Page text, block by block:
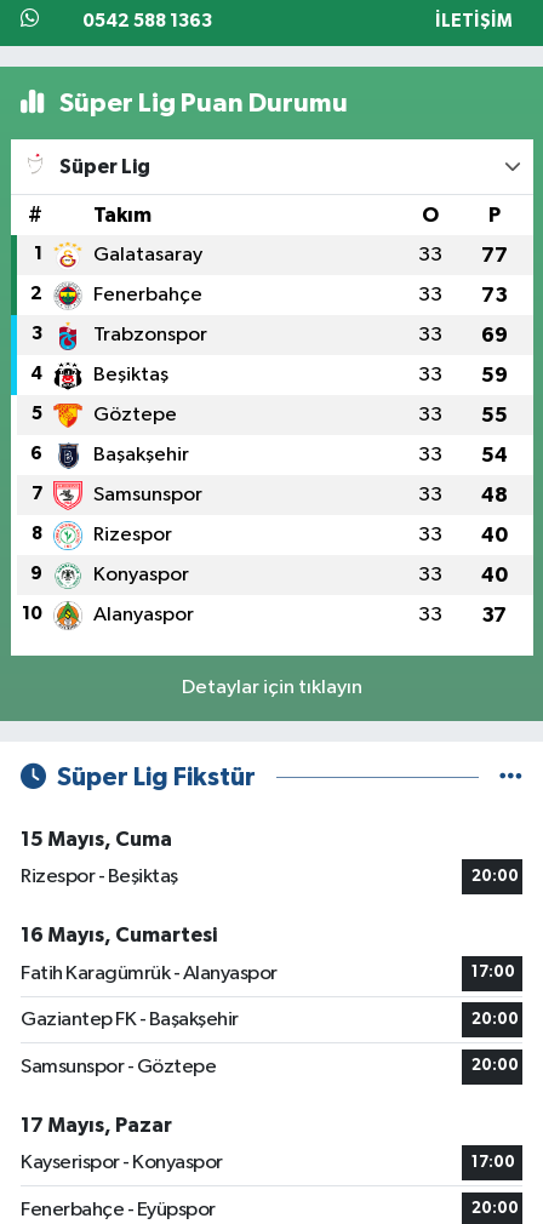
0542 588 1363 İLETIŞIM
Süper Lig Puan Durumu
Süper Lig
# Takım O P
1 Galatasaray 33 77
2 Fenerbahçe 33 73
3 Trabzonspor 33 69
4 Beşiktaş 33 59
5 Göztepe 33 55
6 Başakşehir 33 54
7 Samsunspor 33 48
8 Rizespor 33 40
9 Konyaspor 33 40
10 Alanyaspor 33 37
Detaylar için tıklayın
Süper Lig Fikstür
15 Mayıs, Cuma
Rizespor - Beşiktaş
20:00
16 Mayıs, Cumartesi
Fatih Karagümrük - Alanyaspor
17:00
Gaziantep FK - Başakşehir 20:00
Samsunspor - Göztepe 20:00
17 Mayıs, Pazar
Kayserispor - Konyaspor
17:00
Fenerbahçe - Eyüpspor 20:00